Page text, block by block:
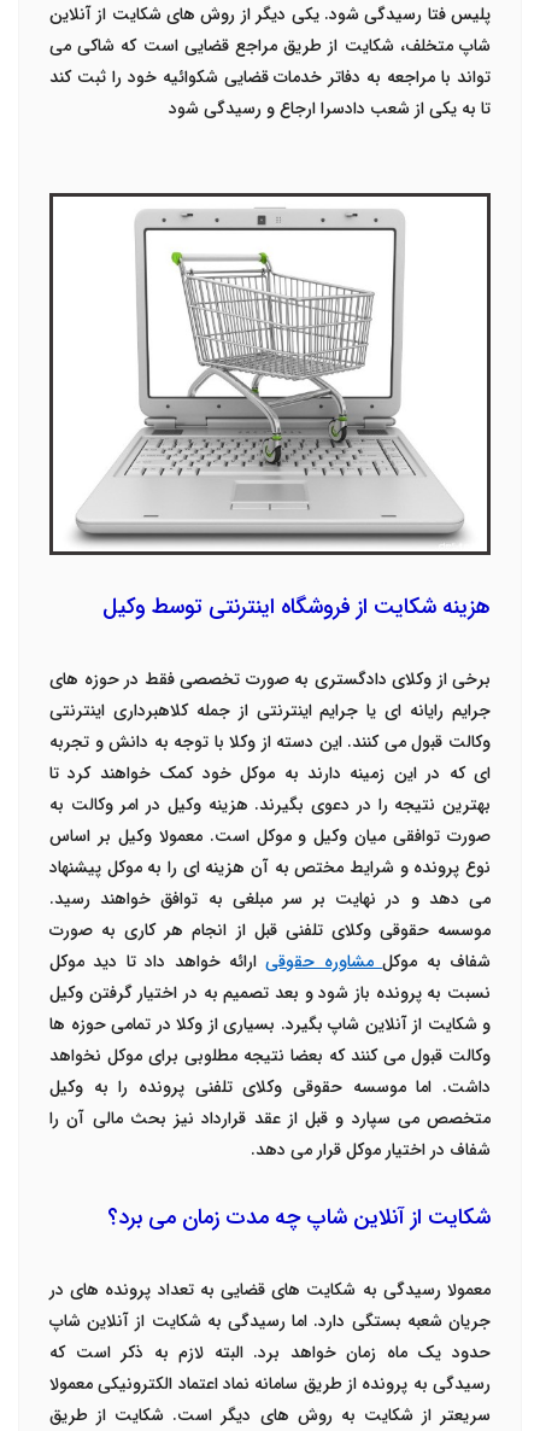
پلیس فتا رسیدگی شود. یکی دیگر از روش های شکایت از آنلاین
شاپ متخلف، شکایت از طریق مراجع قضایی است که شاکی می
تواند با مراجعه به دفاتر خدمات قضایی شکوائیه خود را ثبت کند
تا به یکی از شعب دادسرا ارجاع و رسیدگی شود
هزینه شکایت از فروشگاه اینترنتی توسط وکیل
برخی از وکلای دادگستری به صورت تخصصی فقط در حوزه های
جرایم رایانه ای یا جرایم اینترنتی از جمله کلاهبرداری اینترنتی
وکالت قبول می کنند. این دسته از وکلا با توجه به دانش و تجربه
ای که در این زمینه دارند به موکل خود کمک خواهند کرد تا
بهترین نتیجه را در دعوی بگیرند. هزینه وکیل در امر وکالت به
صورت توافقی میان وکیل و موکل است. معمولا وکیل بر اساس
نوع پرونده و شرایط مختص به آن هزینه ای را به موکل پیشنهاد
می دهد و در نهایت بر سر مبلغی به توافق خواهند رسید.
موسسه حقوقی وکلای تلفنی قبل از انجام هر کاری به صورت
شفاف به موکلمشاوره حقوقیارائه خواهد داد تا دید موکل
نسبت به پرونده باز شود و بعد تصمیم به در اختیار گرفتن وکیل
و شکایت از آنلاین شاپ بگیرد. بسیاری از وکلا در تمامی حوزه ها
وکالت قبول می کنند که بعضا نتیجه مطلوبی برای موکل نخواهد
داشت. اما موسسه حقوقی وکلای تلفنی پرونده را به وکیل
متخصص می سپارد و قبل از عقد قرارداد نیز بحث مالی آن را
شفاف در اختیار موکل قرار می دهد.
شکایت از آنلاین شاپ چه مدت زمان می برد؟
معمولا رسیدگی به شکایت های قضایی به تعداد پرونده های در
جریان شعبه بستگی دارد. اما رسیدگی به شکایت از آنلاین شاپ
حدود یک ماه زمان خواهد برد. البته لازم به ذکر است که
رسیدگی به پرونده از طریق سامانه نماد اعتماد الکترونیکی معمولا
سریعتر از شکایت به روش های دیگر است. شکایت از طریق